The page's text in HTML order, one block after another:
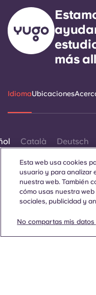
más
IdiomaUbicaciones
Català Deutsch
Esta web usa cookies
usuario y para analizar
nuestra web. También
cómo usas nuestra
sociales, publicidad y
No compartas mis